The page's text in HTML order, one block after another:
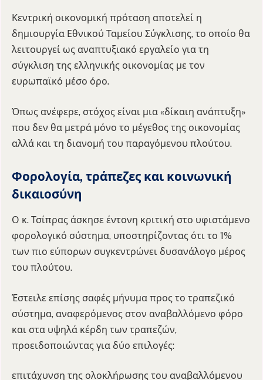
Κεντρική οικονομική πρόταση αποτελεί η
δημιουργία Εθνικού Ταμείου Σύγκλισης, το οποίο θα
λειτουργεί ως αναπτυξιακό εργαλείο για τη
σύγκλιση της ελληνικής οικονομίας με τον
ευρωπαϊκό μέσο όρο.
Όπως ανέφερε, στόχος είναι μια «δίκαιη ανάπτυξη»
που δεν θα μετρά μόνο το μέγεθος της οικονομίας
αλλά και τη διανομή του παραγόμενου πλούτου.
Φορολογία, τράπεζες και κοινωνική
δικαιοσύνη
Ο κ. Τσίπρας άσκησε έντονη κριτική στο υφιστάμενο
φορολογικό σύστημα, υποστηρίζοντας ότι το 1%
των πιο εύπορων συγκεντρώνει δυσανάλογο μέρος
του πλούτου.
Έστειλε επίσης σαφές μήνυμα προς το τραπεζικό
σύστημα, αναφερόμενος στον αναβαλλόμενο φόρο
και στα υψηλά κέρδη των τραπεζών,
προειδοποιώντας για δύο επιλογές:
επιτάχυνση της ολοκλήρωσης του αναβαλλόμενου